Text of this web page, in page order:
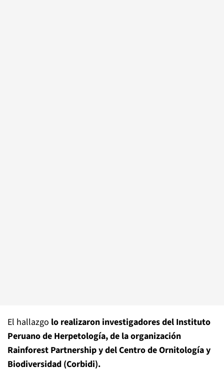
El hallazgo lo realizaron investigadores del Instituto
Peruano de Herpetología, de la organización
Rainforest Partnership y del Centro de Ornitología y
Biodiversidad (Corbidi).